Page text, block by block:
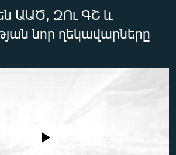
2026
ԱԱԾ, ԶՈւ ԳՇ և
նոր ղեկավարները
source currently available